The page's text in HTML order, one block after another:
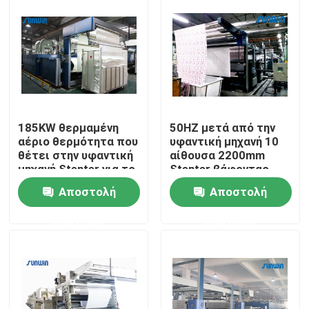
Γύρος εργοστασίων
Ποιοτικός έλεγχος
Μας ελάτε σε επαφή με
Ζητήστε ένα απόσπασμα
Μηχανή Stenter ζεστού αέρα
Μηχανή Stenter υφάσματος
185KW θερμαμένη
αέριο θερμότητα που
θέτει στην υφαντική
μηχανή Stenter για το
βαρέων βαρών
ύφασμαΑποστολή
50HZ μετά από την
υφαντική μηχανή 10
αίθουσα 2200mm
Stenter βάφοντας
μηχανών ροής αέρα
Αποστολή